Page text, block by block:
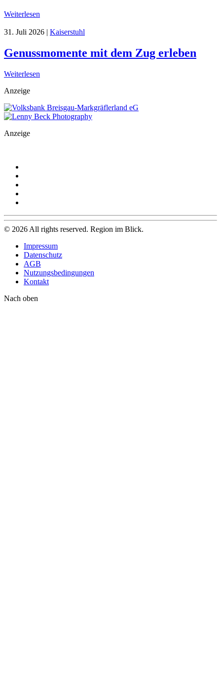
Weiterlesen
31. Juli 2026 | Kaiserstuhl
Genussmomente mit dem Zug erleben
Weiterlesen
Anzeige
Anzeige
© 2026 All rights reserved. Region im Blick.
Impressum
Datenschutz
AGB
Nutzungsbedingungen
Kontakt
Nach oben